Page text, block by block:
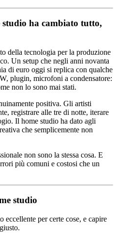
ha cambiato tutto,
della tecnologia per la produzione
Un setup che negli anni novanta
di euro oggi si replica con qualche
plugin, microfoni a condensatore:
non lo sono mai stati.
positiva. Gli artisti
registrare alle tre di notte, iterare
Il home studio ha dato agli
che semplicemente non
non sono la stessa cosa. E
più comuni e costosi che un
studio
eccellente per certe cose, e capire